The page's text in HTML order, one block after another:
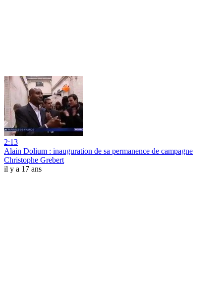
2:13
Alain Dolium : inauguration de sa permanence de campagne
Christophe Grebert
il y a 17 ans